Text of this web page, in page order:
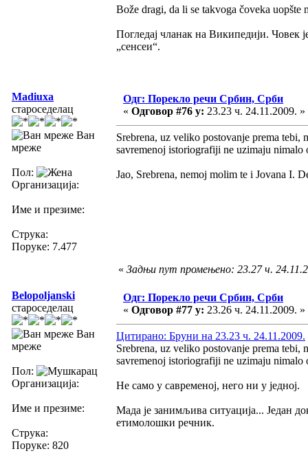
Bože dragi, da li se takvoga čoveka
Погледај чланак на Википедији. Човек
„сенсеи“.
Madiuxa
староседелац
Ван
мреже
Пол:
Организација:
Име и презиме:
Струка:
Поруке: 7.477
Одг: Порекло речи Србин, Срби
« Одговор #76 у: 23.23 ч. 24.11.2009. »
Srebrena, uz veliko postovanje prema
savremenoj istoriografiji ne uzimaju nimalo
Jao, Srebrena, nemoj molim te i Jovana I.
« Задњи пут промењено: 23.27 ч.
Belopoljanski
староседелац
Ван
мреже
Пол:
Организација:
Име и презиме:
Струка:
Поруке: 820
Одг: Порекло речи Србин, Срби
« Одговор #77 у: 23.26 ч. 24.11.2009. »
Цитирано: Бруни на 23.23 ч. 24.11.2009.
Srebrena, uz veliko postovanje prema
savremenoj istoriografiji ne uzimaju nimalo
Не само у савременој, него ни у једној.
Мада је занимљива ситуација... Један
етимолошки речник.